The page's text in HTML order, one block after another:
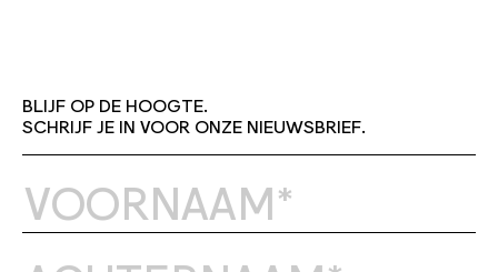
BLIJF OP DE HOOGTE.
SCHRIJF JE IN VOOR ONZE NIEUWSBRIEF.